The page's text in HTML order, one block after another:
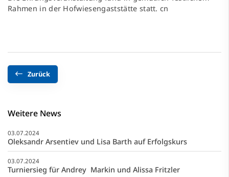
Rahmen in der Hofwiesengaststätte statt. cn
Zurück
Weitere News
03.07.2024
Oleksandr Arsentiev und Lisa Barth auf Erfolgskurs
03.07.2024
Turniersieg für Andrey Markin und Alissa Fritzler